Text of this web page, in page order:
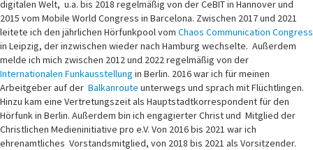
digitalen Welt, u.a. bis 2018 regelmäßig von der CeBIT in Hannover und
2015 vom Mobile World Congress in Barcelona. Zwischen 2017 und 2021
leitete ich den jährlichen Hörfunkpool vom Chaos Communication Congress
in Leipzig, der inzwischen wieder nach Hamburg wechselte. Außerdem
melde ich mich zwischen 2012 und 2022 regelmäßig von der
Internationalen Funkausstellung in Berlin. 2016 war ich für meinen
Arbeitgeber auf der Balkanroute unterwegs und sprach mit Flüchtlingen.
Hinzu kam eine Vertretungszeit als Hauptstadtkorrespondent für den
Hörfunk in Berlin. Außerdem bin ich engagierter Christ und Mitglied der
Christlichen Medieninitiative pro e.V. Von 2016 bis 2021 war ich
ehrenamtliches Vorstandsmitglied, von 2018 bis 2021 als Vorsitzender.